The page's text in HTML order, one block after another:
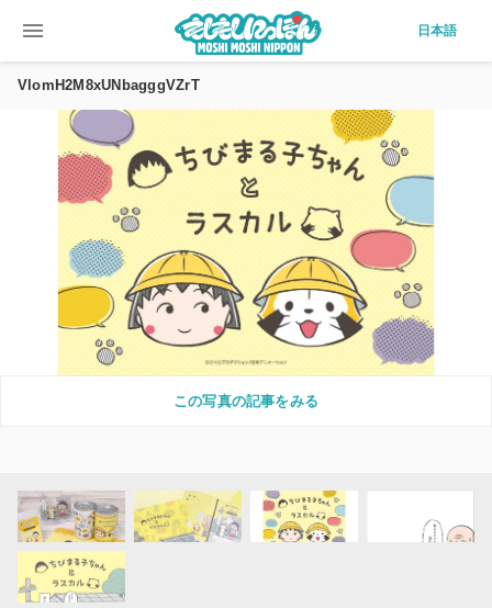
menu 日本語
VlomH2M8xUNbagggVZrT
この写真の記事をみる